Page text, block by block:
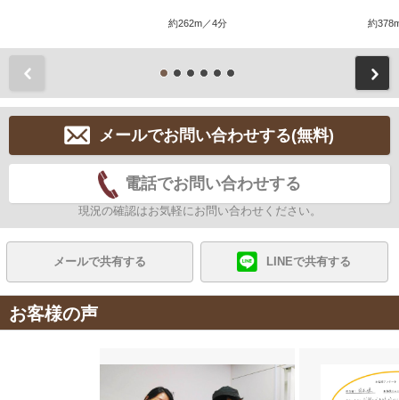
約262m／4分 約
メールでお問い合わせする(無料)
電話でお問い合わせする
現況の確認はお気軽にお問い合わせください。
メールで共有する LINEで共有する
お客様の声